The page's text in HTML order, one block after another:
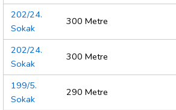
202/24.
Sokak
300 Metre
202/24.
Sokak
300 Metre
199/5.
Sokak
290 Metre